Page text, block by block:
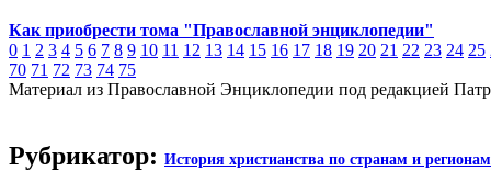
Как приобрести тома "Православной энциклопедии"
0 1 2 3 4 5 6 7 8 9 10 11 12 13 14 15 16 17 18 19 20 21 22 23 24 25
70 71 72 73 74 75
Материал из Православной Энциклопедии под редакцией
Рубрикатор: История христианства по странам и регионам